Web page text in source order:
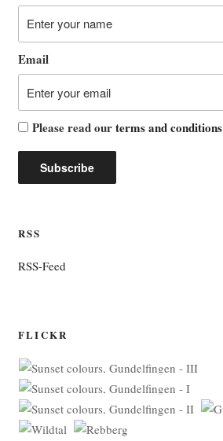
Email
Please read ourterms and conditions
RSS
RSS-Feed
FLICKR